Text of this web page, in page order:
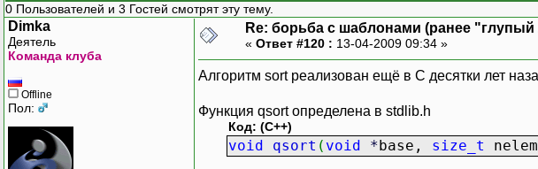
0 Пользователей и 3 Гостей смотрят эту тему.
Dimka
Деятель
Команда клуба
Offline
Пол:
Re: борьба с шаблонами (ранее "глупый
« Ответ #120 : 13-04-2009 09:34 »
Алгоритм sort реализован ещё в C десятки лет
Функция qsort определена в stdlib.h
Код: (C++)
void qsort ( void *base, size_t